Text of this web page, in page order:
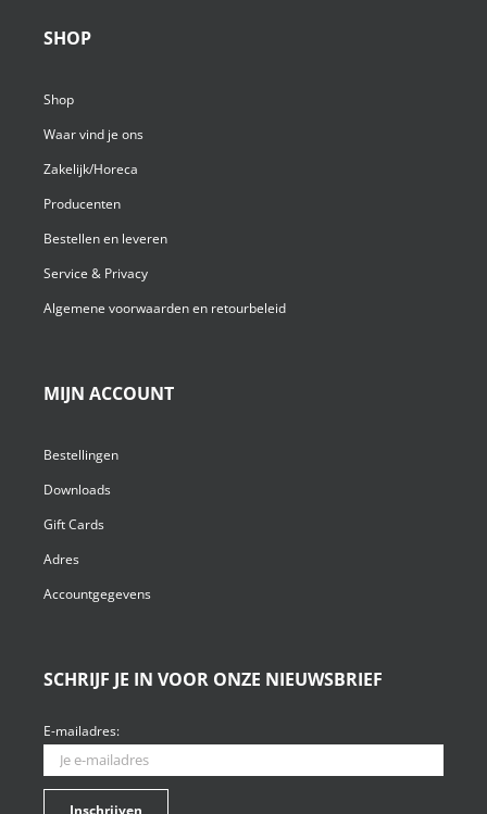
SHOP
Shop
Waar vind je ons
Zakelijk/Horeca
Producenten
Bestellen en leveren
Service & Privacy
Algemene voorwaarden en retourbeleid
MIJN ACCOUNT
Bestellingen
Downloads
Gift Cards
Adres
Accountgegevens
SCHRIJF JE IN VOOR ONZE NIEUWSBRIEF
E-mailadres: